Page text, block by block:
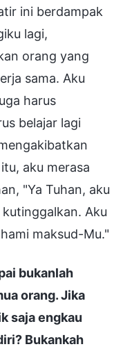
ini berdampak
lagi,
orang yang
sama. Aku
harus
belajar lagi
aku merasa
"Ya Tuhan, aku
Aku
maksud-Mu."
bukanlah
orang. Jika
saja engkau
Bukankah